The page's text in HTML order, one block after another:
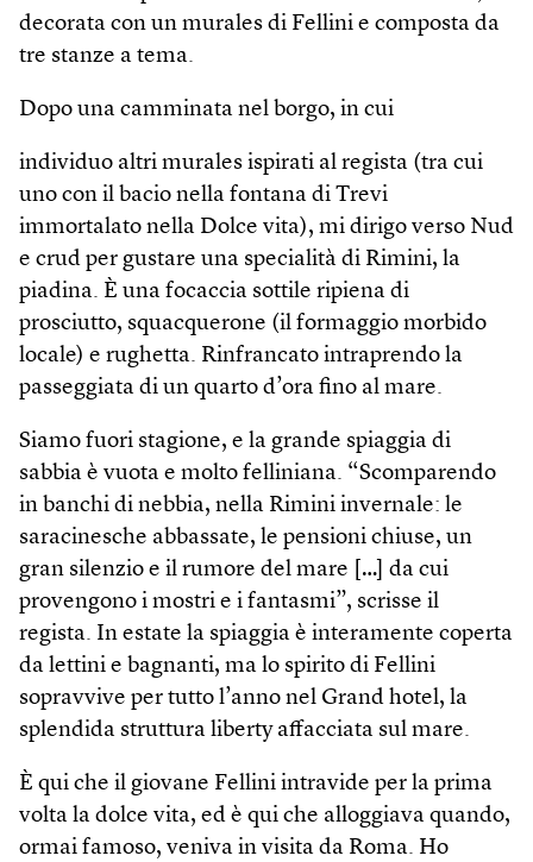
decorata con un murales di Fellini e composta da
tre stanze a tema.
Dopo una camminata nel borgo, in cui
individuo altri murales ispirati al regista (tra cui
uno con il bacio nella fontana di Trevi
immortalato nella Dolce vita), mi dirigo verso Nud
e crud per gustare una specialità di Rimini, la
piadina. È una focaccia sottile ripiena di
prosciutto, squacquerone (il formaggio morbido
locale) e rughetta. Rinfrancato intraprendo la
passeggiata di un quarto d’ora fino al mare.
Siamo fuori stagione, e la grande spiaggia di
sabbia è vuota e molto felliniana. “Scomparendo
in banchi di nebbia, nella Rimini invernale: le
saracinesche abbassate, le pensioni chiuse, un
gran silenzio e il rumore del mare […] da cui
provengono i mostri e i fantasmi”, scrisse il
regista. In estate la spiaggia è interamente coperta
da lettini e bagnanti, ma lo spirito di Fellini
sopravvive per tutto l’anno nel Grand hotel, la
splendida struttura liberty affacciata sul mare.
È qui che il giovane Fellini intravide per la prima
volta la dolce vita, ed è qui che alloggiava quando,
ormai famoso, veniva in visita da Roma. Ho